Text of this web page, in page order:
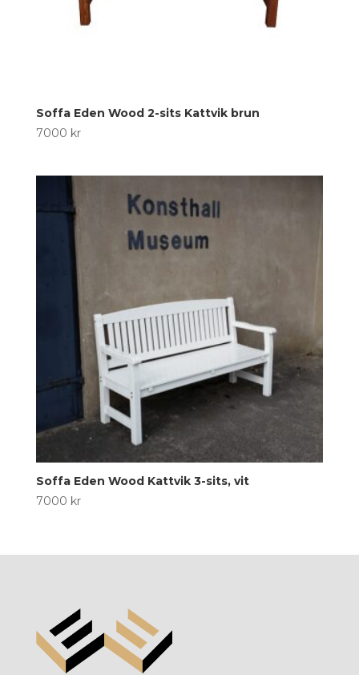
Soffa Eden Wood 2-sits Kattvik brun
7000 kr
Soffa Eden Wood Kattvik 3-sits, vit
7000 kr